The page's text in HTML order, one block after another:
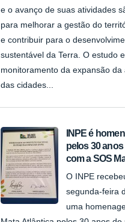
e o avanço de suas atividades
para melhorar a gestão do
e contribuir para o
sustentável da Terra. O estudo
monitoramento da expansão da
das cidades...
INPE é
pelos 30
com a SOS
O INPE
segunda-feira
uma